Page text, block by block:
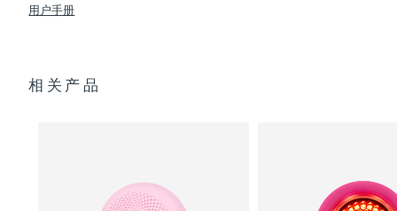
全光谱LED彩光有助于肌肤焕发活力。
USB 充电线
2年质保 (西班牙、葡萄牙、瑞典：3年质保)
用户手册
相关产品
美国
越南